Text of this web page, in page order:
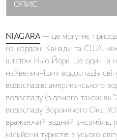
ОПИС
NIAGARA — це могутнє
на кордоні Канади та США,
штатом Нью-Йорк. Це один із
найвеличніших водоспадів
водоспадів: американського
водоспаду (відомого також як
водоспаду Воронячого Ока.
вражаючий водний ансамбль,
мільйони туристів з усього